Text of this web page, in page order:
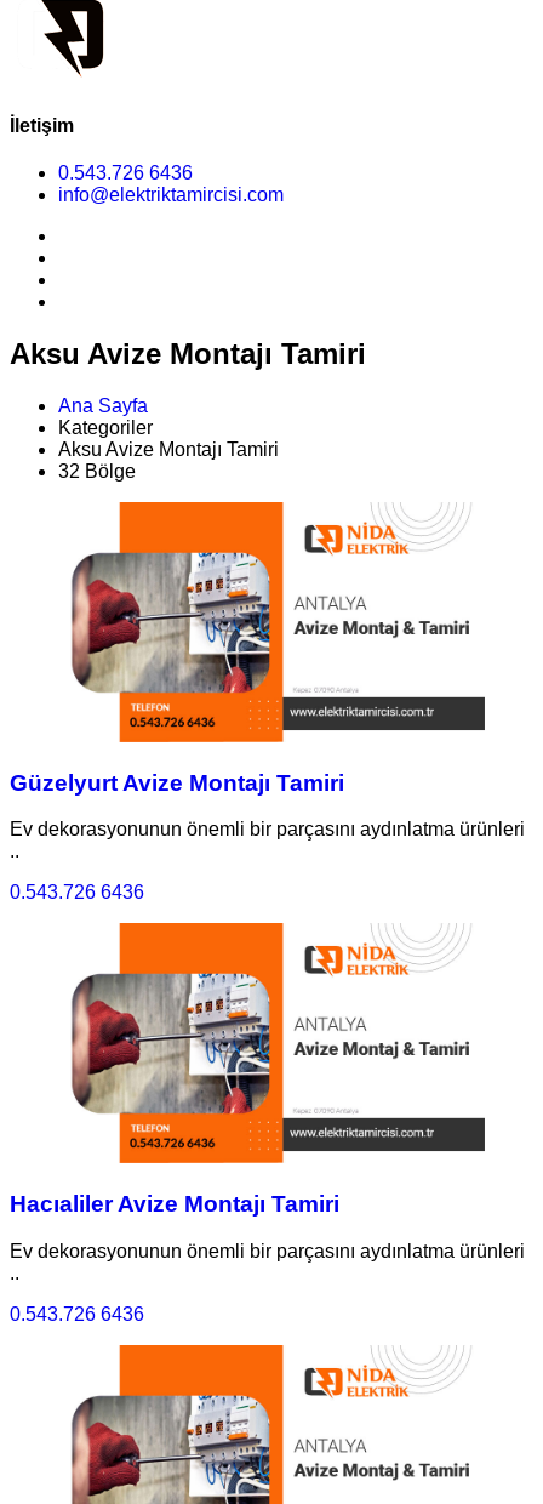
İletişim
0.543.726 6436
info@elektriktamircisi.com
Aksu Avize Montajı Tamiri
Ana Sayfa
Kategoriler
Aksu Avize Montajı Tamiri
32 Bölge
Güzelyurt Avize Montajı Tamiri
Ev dekorasyonunun önemli bir parçasını aydınlatma ürünleri
..
0.543.726 6436
Hacıaliler Avize Montajı Tamiri
Ev dekorasyonunun önemli bir parçasını aydınlatma ürünleri
..
0.543.726 6436